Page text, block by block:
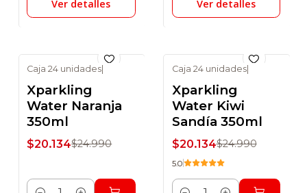
Ver detalles Ver detalles
Caja 24 unidades
Xparkling
Water Naranja
350ml
$20.134$24.990
Caja 24 unidades|
Xparkling
Water Kiwi
Sandía 350ml
$20.134$24.990
5.0